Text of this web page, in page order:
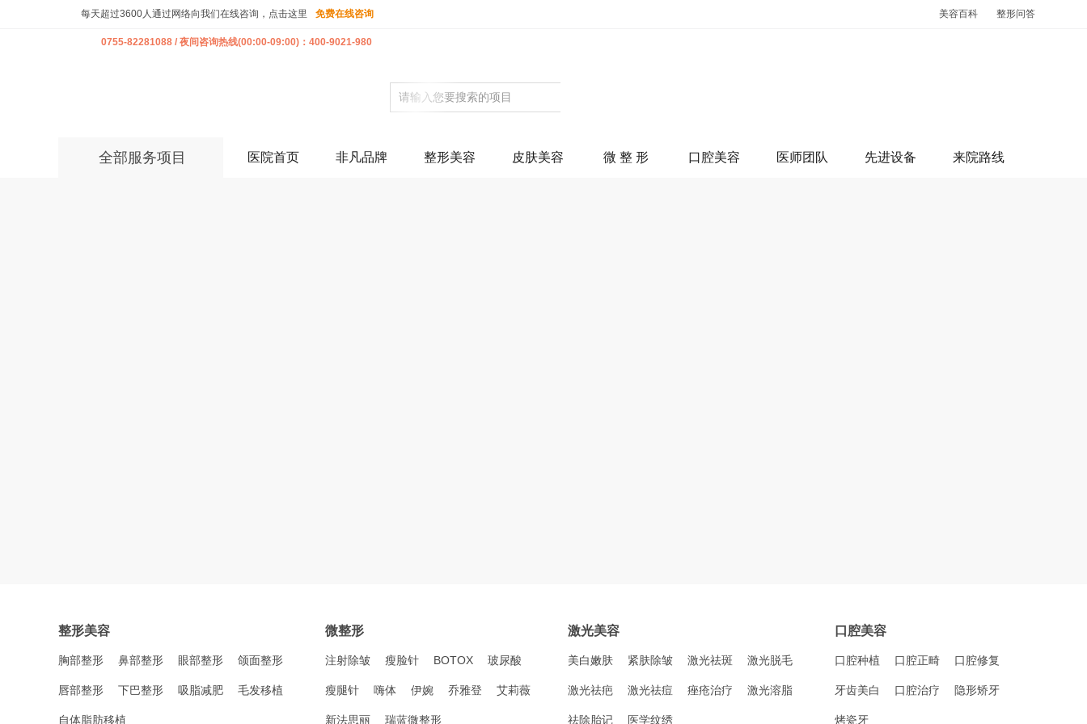
每天超过3600人通过网络向我们在线咨询，点击这里 免费在线咨询
0755-82281088 / 夜间咨询热线(00:00-09:00)：400-9021-980
美容百科 整形问答
全部服务项目 医院首页 非凡品牌 整形美容 皮肤美容 微 整 形 口腔美容 医师团队 先进设备 来院路线
整形美容
胸部整形 鼻部整形 眼部整形 颌面整形
唇部整形 下巴整形 吸脂减肥 毛发移植
自体脂肪移植
微整形
注射除皱 瘦脸针 BOTOX 玻尿酸
瘦腿针 嗨体 伊婉 乔雅登 艾莉薇
新法思丽 瑞蓝微整形
激光美容
美白嫩肤 紧肤除皱 激光祛斑 激光脱毛
激光祛疤 激光祛痘 痤疮治疗 激光溶脂
祛除胎记 医学纹绣
口腔美容
口腔种植 口腔正畸 口腔修复
牙齿美白 口腔治疗 隐形矫牙
烤瓷牙